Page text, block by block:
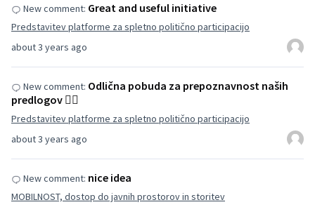
about 3 years ago
New comment: Great and useful initiative
Predstavitev platforme za spletno politično participacijo
about 3 years ago
New comment: Odlična pobuda za prepoznavnost naših
predlogov 👌🏽
Predstavitev platforme za spletno politično participacijo
New comment: nice idea
MOBILNOST, dostop do javnih prostorov in storitev